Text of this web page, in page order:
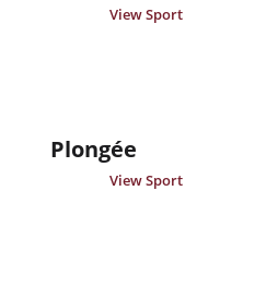
View Sport
Plongée
View Sport